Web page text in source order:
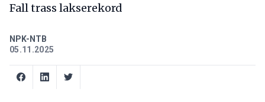
Fall trass lakserekord
NPK-NTB
05.11.2025